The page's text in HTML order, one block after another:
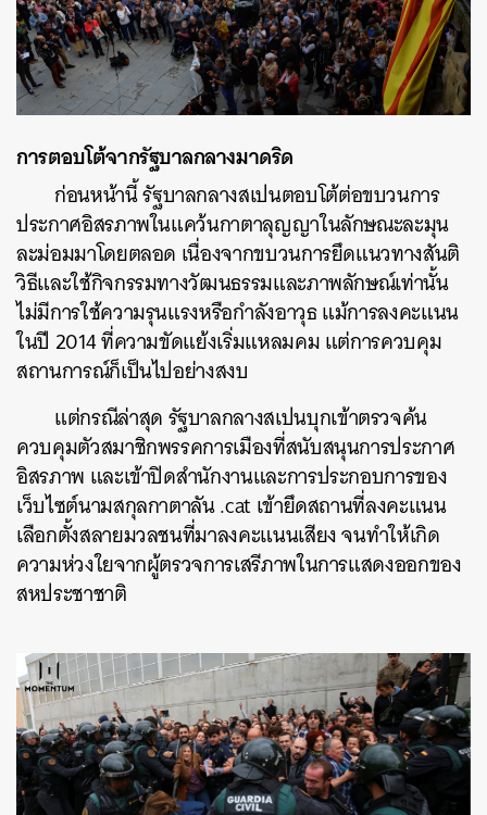
การตอบโต้จากรัฐบาลกลางมาดริด
ก่อนหน้านี้ รัฐบาลกลางสเปนตอบโต้ต่อขบวนการ
ประกาศอิสรภาพในแคว้นกาตาลุญญาในลักษณะละมุน
ละม่อมมาโดยตลอด เนื่องจากขบวนการยึดแนวทางสันติ
วิธีและใช้กิจกรรมทางวัฒนธรรมและภาพลักษณ์เท่านั้น
ไม่มีการใช้ความรุนแรงหรือกำลังอาวุธ แม้การลงคะแนน
ในปี 2014 ที่ความขัดแย้งเริ่มแหลมคม แต่การควบคุม
สถานการณ์ก็เป็นไปอย่างสงบ
แต่กรณีล่าสุด รัฐบาลกลางสเปนบุกเข้าตรวจค้น
ควบคุมตัวสมาชิกพรรคการเมืองที่สนับสนุนการประกาศ
อิสรภาพ และเข้าปิดสำนักงานและการประกอบการของ
เว็บไซต์นามสกุลกาตาลัน .cat เข้ายึดสถานที่ลงคะแนน
เลือกตั้งสลายมวลชนที่มาลงคะแนนเสียง จนทำให้เกิด
ความห่วงใยจากผู้ตรวจการเสรีภาพในการแสดงออกของ
สหประชาชาติ